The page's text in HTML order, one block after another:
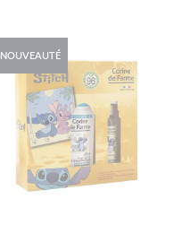
NOUVEAUTÉ